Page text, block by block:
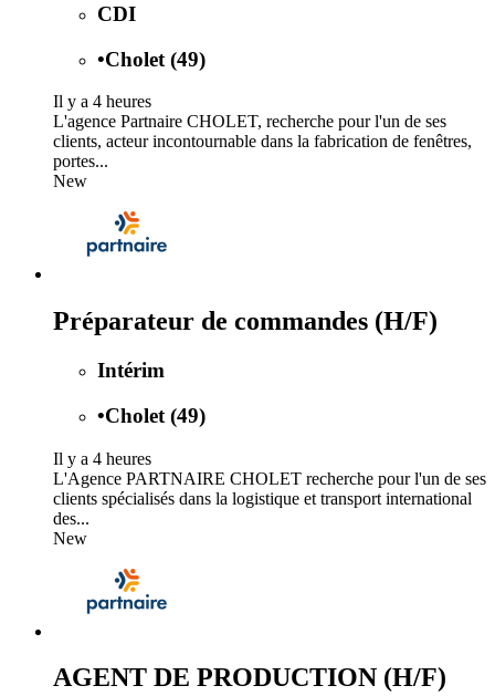
CDI
•Cholet (49)
Il y a 4 heures
L'agence Partnaire CHOLET, recherche pour l'un de ses
clients, acteur incontournable dans la fabrication de fenêtres,
portes...
New
Préparateur de commandes (H/F)
Intérim
•Cholet (49)
Il y a 4 heures
L'Agence PARTNAIRE CHOLET recherche pour l'un de ses
clients spécialisés dans la logistique et transport international
des...
New
AGENT DE PRODUCTION (H/F)